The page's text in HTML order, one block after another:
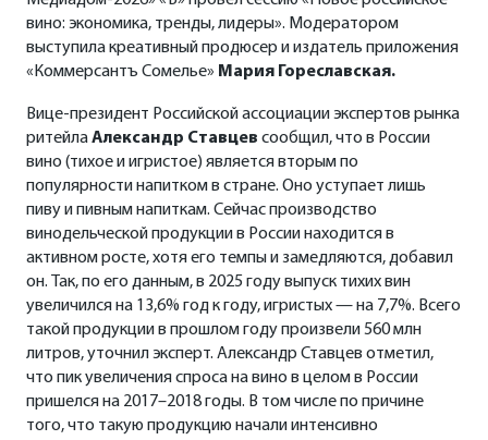
вино: экономика, тренды, лидеры». Модератором
выступила креативный продюсер и издатель приложения
«Коммерсантъ Сомелье» Мария Гореславская.
Вице-президент Российской ассоциации экспертов рынка
ритейлаАлександр Ставцев сообщил, что в России
вино (тихое и игристое) является вторым по
популярности напитком в стране. Оно уступает лишь
пиву и пивным напиткам. Сейчас производство
винодельческой продукции в России находится в
активном росте, хотя его темпы и замедляются, добавил
он. Так, по его данным, в 2025 году выпуск тихих вин
увеличился на 13,6% год к году, игристых — на 7,7%. Всего
такой продукции в прошлом году произвели 560 млн
литров, уточнил эксперт. Александр Ставцев отметил,
что пик увеличения спроса на вино в целом в России
пришелся на 2017–2018 годы. В том числе по причине
того, что такую продукцию начали интенсивно